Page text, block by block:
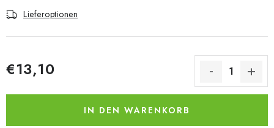
Lieferoptionen
€13,10
IN DEN WARENKORB